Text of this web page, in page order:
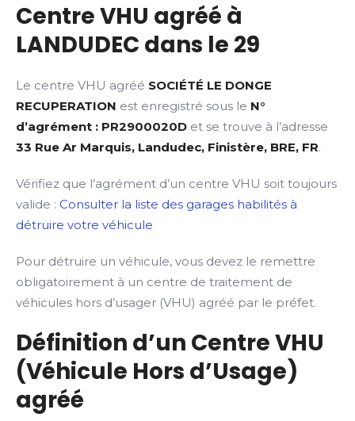
Centre VHU agréé à
LANDUDEC dans le 29
Le centre VHU agréé SOCIÉTÉ LE DONGE
RECUPERATION est enregistré sous le N°
d’agrément : PR2900020D et se trouve à l’adresse
33 Rue Ar Marquis, Landudec, Finistère, BRE, FR.
Vérifiez que l’agrément d’un centre VHU soit toujours
valide : Consulter la liste des garages habilités à
détruire votre véhicule
Pour détruire un véhicule, vous devez le remettre
obligatoirement à un centre de traitement de
véhicules hors d’usager (VHU) agréé par le préfet.
Définition d’un Centre VHU
(Véhicule Hors d’Usage)
agréé